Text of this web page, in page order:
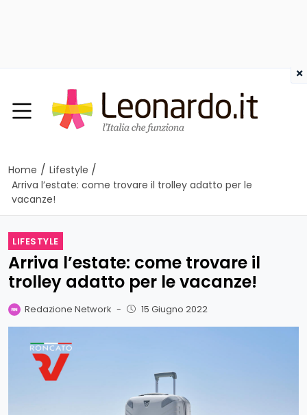
Home / Lifestyle /
Arriva l’estate: come trovare il trolley adatto per le
vacanze!
LIFESTYLE
Arriva l’estate: come trovare il
trolley adatto per le vacanze!
Redazione Network - 15 Giugno 2022
×